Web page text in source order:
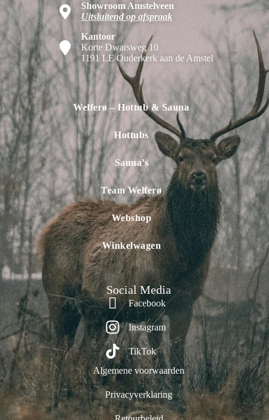
Showroom Amstelveen
Uitsluitend op afspraak
Kantoor
Korte Dwarsweg 10
1191 LE Ouderkerk aan de Amstel
Welferø – Hottub & Sauna
Hottubs
Sauna’s
Team Welferø
Webshop
Winkelwagen
Social Media
Facebook
Instagram
TikTok
Algemene voorwaarden
Privacyverklaring